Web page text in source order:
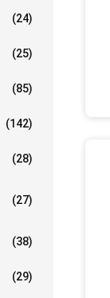
(24)
(25)
(85)
(142)
(28)
(27)
(38)
(29)